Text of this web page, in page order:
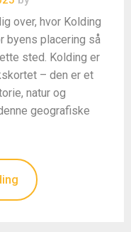
over, hvor Kolding
byens placering så
sted. Kolding er
– den er et
natur og
geografiske